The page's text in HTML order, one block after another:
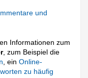
und
Informationen zum
, zum Beispiel die
, einOnline-
zu häufig